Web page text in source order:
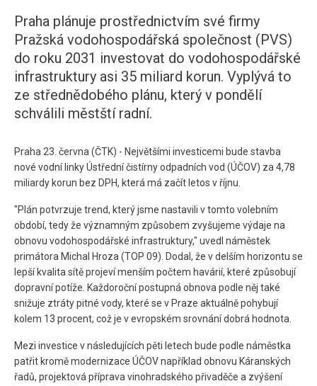
Praha plánuje prostřednictvím své firmy
Pražská vodohospodářská společnost (PVS)
do roku 2031 investovat do vodohospodářské
infrastruktury asi 35 miliard korun. Vyplývá to
ze střednědobého plánu, který v pondělí
schválili městští radní.
Praha 23. června (ČTK) - Největšími investicemi bude stavba
nové vodní linky Ústřední čistírny odpadních vod (ÚČOV) za 4,78
miliardy korun bez DPH, která má začít letos v říjnu.
"Plán potvrzuje trend, který jsme nastavili v tomto volebním
období, tedy že významným způsobem zvyšujeme výdaje na
obnovu vodohospodářské infrastruktury," uvedl náměstek
primátora Michal Hroza (TOP 09). Dodal, že v delším horizontu se
lepší kvalita sítě projeví menším počtem havárií, které způsobují
dopravní potíže. Každoroční postupná obnova podle něj také
snižuje ztráty pitné vody, které se v Praze aktuálně pohybují
kolem 13 procent, což je v evropském srovnání dobrá hodnota.
Mezi investice v následujících pěti letech bude podle náměstka
patřit kromě modernizace ÚČOV například obnovu Káranských
řadů, projektová příprava vinohradského přivaděče a zvýšení